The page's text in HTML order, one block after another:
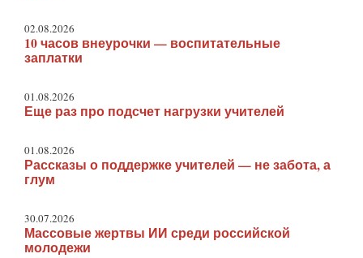
02.08.2026
10 часов внеурочки — воспитательные
заплатки
01.08.2026
Еще раз про подсчет нагрузки учителей
01.08.2026
Рассказы о поддержке учителей — не забота, а
глум
30.07.2026
Массовые жертвы ИИ среди российской
молодежи